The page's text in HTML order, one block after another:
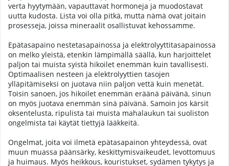
verta hyytymään, vapauttavat hormoneja ja muodostavat
uutta kudosta. Lista voi olla pitkä, mutta nämä ovat joitain
prosesseja, joissa mineraalit osallistuvat kehossamme.
Epätasapaino nestetasapainossa ja elektrolyyttitasapainossa
on melko yleistä, etenkin lämpimällä säällä, kun harjoittelet
paljon tai muista syistä hikoilet enemmän kuin tavallisesti.
Optimaalisen nesteen ja elektrolyyttien tasojen
ylläpitämiseksi on juotava niin paljon vettä kuin menetät.
Toisin sanoen, jos hikoilet enemmän eräänä päivänä, sinun
on myös juotava enemmän sinä päivänä. Samoin jos kärsit
oksentelusta, ripulista tai muista mahalaukun tai suoliston
ongelmista tai käytät tiettyjä lääkkeitä.
Ongelmat, joita voi ilmetä epätasapainon yhteydessä, ovat
muun muassa päänsärky, keskittymisvaikeudet, levottomuus
ja huimaus. Myös heikkous, kouristukset, sydämen tykytys ja